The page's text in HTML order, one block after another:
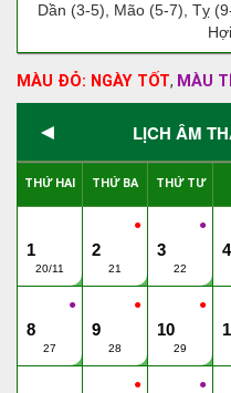
Dần (3-5), Mão (5-7), Tỵ
MÀU ĐỎ: NGÀY TỐT, MÀU
◄ LỊCH ÂM
THỨ HAI THỨ BA THỨ TƯ
1
20/11
●
2
21
●
3
22
4
●
8
27
●
9
28
●
10
29
● ●